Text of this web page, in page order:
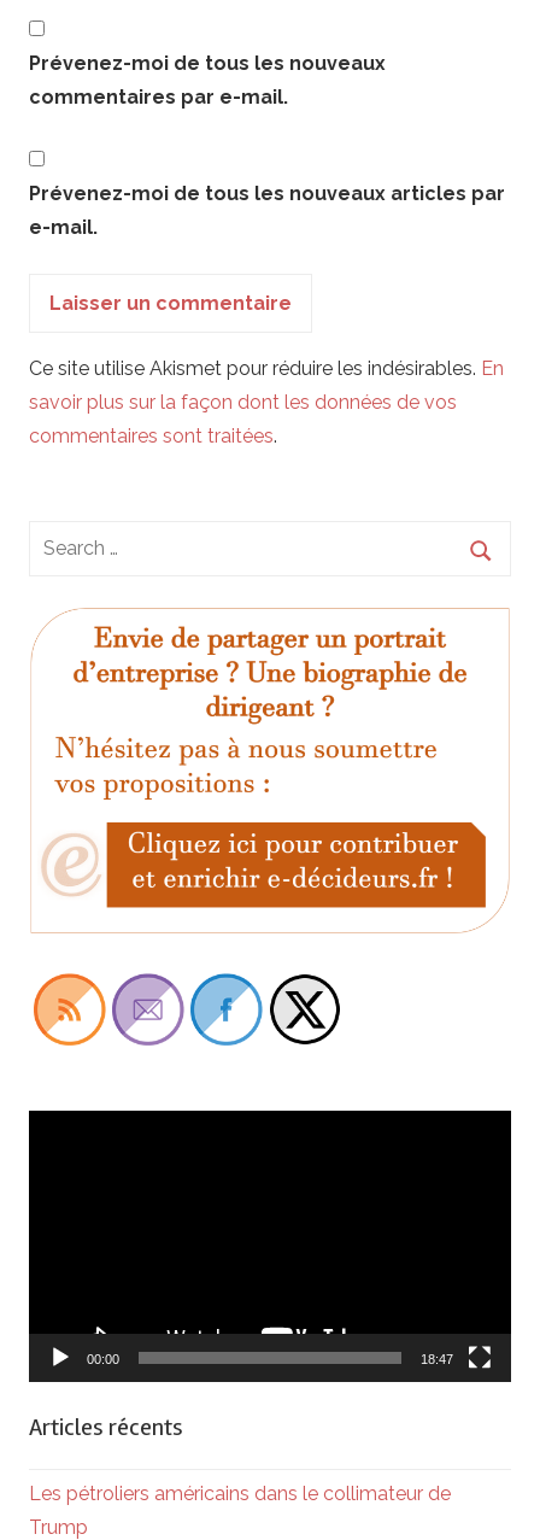
Prévenez-moi de tous les nouveaux
commentaires par e-mail.
Prévenez-moi de tous les nouveaux articles par
e-mail.
Ce site utilise Akismet pour réduire les indésirables. En
savoir plus sur la façon dont les données de vos
commentaires sont traitées.
00:00 18:47
Articles récents
Les pétroliers américains dans le collimateur de
Trump